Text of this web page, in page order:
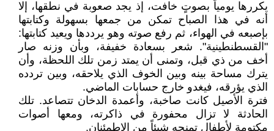
يكررها يومياً بصوتٍ خافت، إذ يجد صعوبة في نطقها، إلا
أنه في هذا الصباح تمكن من جمعها بسهولة وكتابتها
بإصبعه في الهواء، ثم رفع صوته وهو يرددها ويعيد كتابتها:
"القسطنطينية". شعر بسعادة خفيفة، وبأن وزنه صار
أخف من ذي قبل، وتمنى أن يمتد زمن تلك اللحظة، وأن
يترك مساحة بينه وبين الخوف الذي يلاحقه، وبين تردده
الذي يؤرقه، فيغدو خارج حسابات الماضي.
فترة الأصيل كانت صاخبة، وأعمدة الدخان تتصاعد. تلك
الحادثة لا تزال محفورة في ذاكرته، ومعها أصوات
مكتومة لأطفال تمنحه شيئاً من الاطمئنان.